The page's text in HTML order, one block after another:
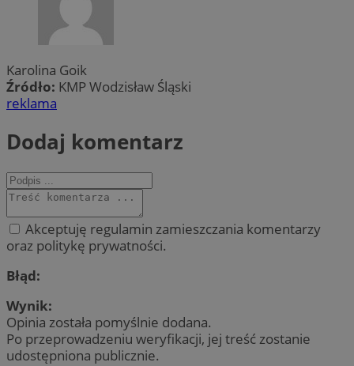
Karolina Goik
Źródło: KMP Wodzisław Śląski
reklama
Dodaj komentarz
Akceptuję regulamin zamieszczania komentarzy
oraz politykę prywatności.
Błąd:
Wynik:
Opinia została pomyślnie dodana.
Po przeprowadzeniu weryfikacji, jej treść zostanie
udostępniona publicznie.